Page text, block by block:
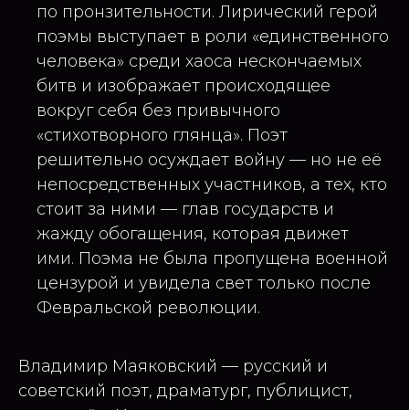
по пронзительности. Лирический герой
поэмы выступает в роли «единственного
человека» среди хаоса нескончаемых
битв и изображает происходящее
вокруг себя без привычного
«стихотворного глянца». Поэт
решительно осуждает войну — но не её
непосредственных участников, а тех, кто
стоит за ними — глав государств и
жажду обогащения, которая движет
ими. Поэма не была пропущена военной
цензурой и увидела свет только после
Февральской революции.
Владимир Маяковский — русский и
советский поэт, драматург, публицист,